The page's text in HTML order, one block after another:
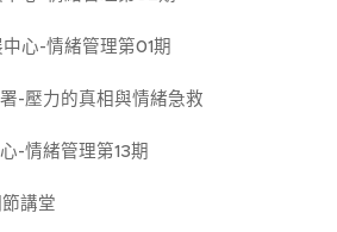
心-情緒管理第01期
-壓力的真相與情緒急救
-情緒管理第13期
講堂